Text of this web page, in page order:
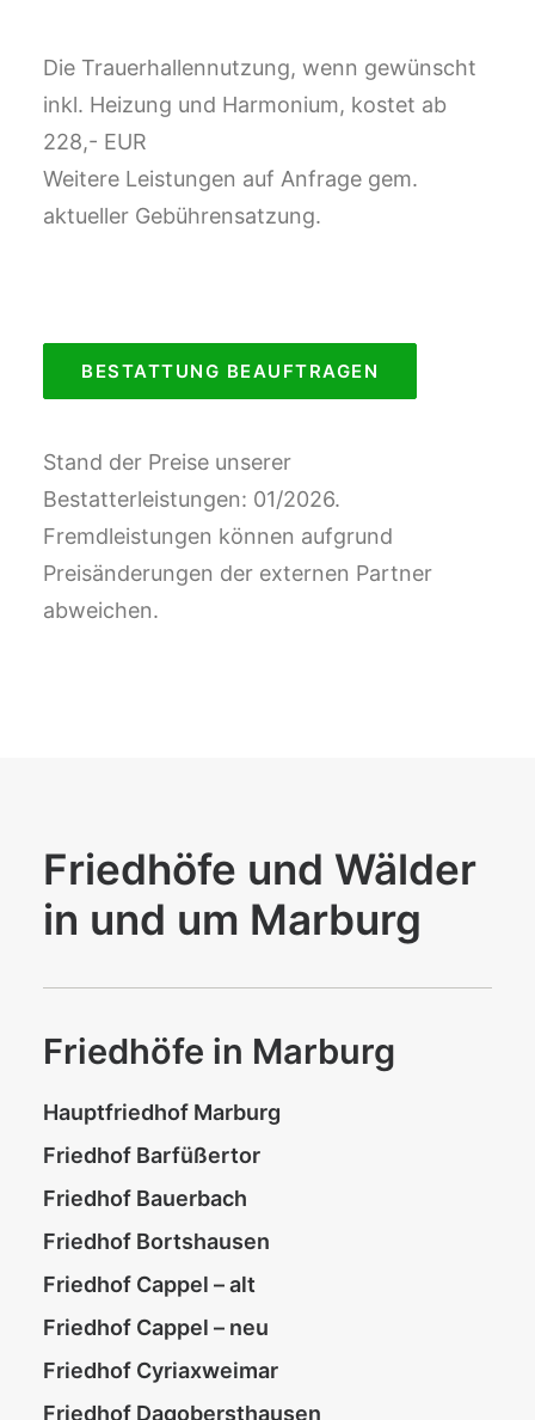
Die Trauerhallennutzung, wenn gewünscht
inkl. Heizung und Harmonium, kostet ab
228,- EUR
Weitere Leistungen auf Anfrage gem.
aktueller Gebührensatzung.
BESTATTUNG BEAUFTRAGEN
Stand der Preise unserer
Bestatterleistungen: 01/2026.
Fremdleistungen können aufgrund
Preisänderungen der externen Partner
abweichen.
Friedhöfe und Wälder
in und um Marburg
Friedhöfe in Marburg
Hauptfriedhof Marburg
Friedhof Barfüßertor
Friedhof Bauerbach
Friedhof Bortshausen
Friedhof Cappel – alt
Friedhof Cappel – neu
Friedhof Cyriaxweimar
Friedhof Dagobersthausen